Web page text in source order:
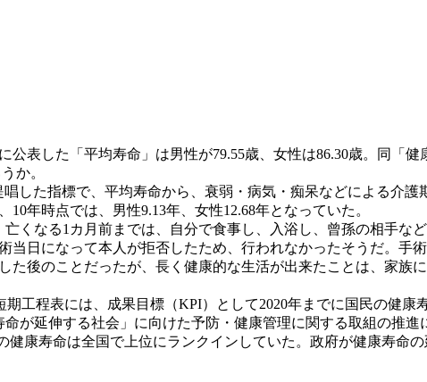
表した「平均寿命」は男性が79.55歳、女性は86.30歳。同「健
か。
た指標で、平均寿命から、衰弱・病気・痴呆などによる介護
年時点では、男性9.13年、女性12.68年となっていた。
なる1カ月前までは、自分で食事し、入浴し、曾孫の相手など
日になって本人が拒否したため、行われなかったそうだ。手
後のことだったが、長く健康的な生活が出来たことは、家族
期工程表には、成果目標（KPI）として2020年までに国民の健康
が延伸する社会」に向けた予防・健康管理に関する取組の推進
康寿命は全国で上位にランクインしていた。政府が健康寿命